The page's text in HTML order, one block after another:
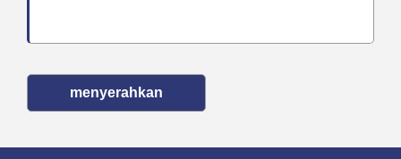
menyerahkan